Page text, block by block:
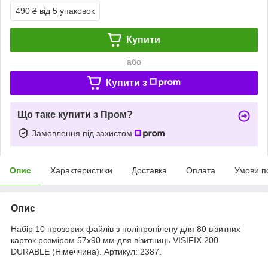
490 ₴ від 5 упаковок
Купити
або
Купити з
Що таке купити з Пром?
Замовлення під захистом
Опис Характеристики Доставка Оплата Умови
Опис
Набір 10 прозорих файлів з поліпропілену для 80 візитних
карток розміром 57х90 мм для візитниць VISIFIX 200
DURABLE (Німеччина). Артикул: 2387.